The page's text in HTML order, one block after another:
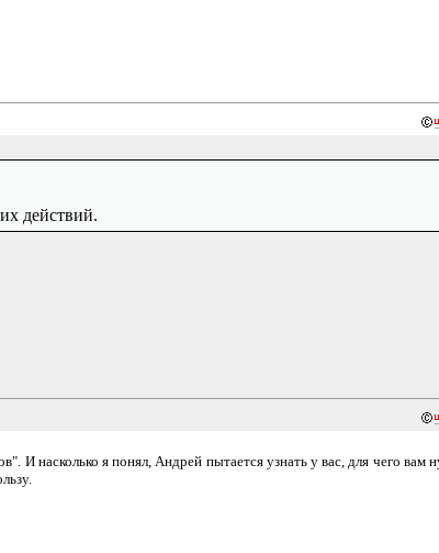
действий.
насколько я понял, Андрей пытается узнать у вас, для чего вам